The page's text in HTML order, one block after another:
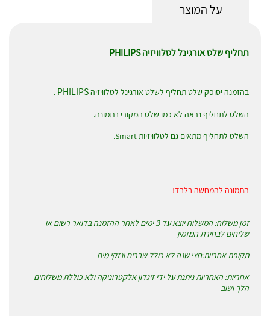
על המוצר
תחליף שלט אורגינל לטלוויזיה PHILIPS
בהזמנה יסופק שלט תחליף לשלט אורגינל לטלוויזיהPHILIPS
.
השלט לתחליף נראה לא כמו שלט המקורי בתמונה.
השלט לתחליף מתאים גם לטלוויזיות Smart.
התמונה להמחשה בלבד!
זמן משלוח: המשלוח יוצא עד 3 ימים לאחר ההזמנה בדואר רשום או
שליחים לבחירת המזמין
תקופת אחריות:חצי שנה לא כולל שברים ונזקי מים
אחריות: האחריות ניתנת על ידי זיגדון אלקטרוניקה ולא כוללת משלוחים
הלך ושוב